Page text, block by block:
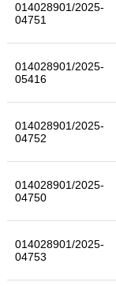
014028901/2025-
04751
014028901/2025-
05416
014028901/2025-
04752
014028901/2025-
04750
014028901/2025-
04753